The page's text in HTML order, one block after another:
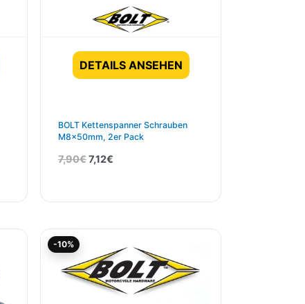
DETAILS ANSEHEN
BOLT Kettenspanner Schrauben
M8x50mm, 2er Pack
7,90€7,12€
-10%
war:
6,95€
Preis
ist:
6,26€.